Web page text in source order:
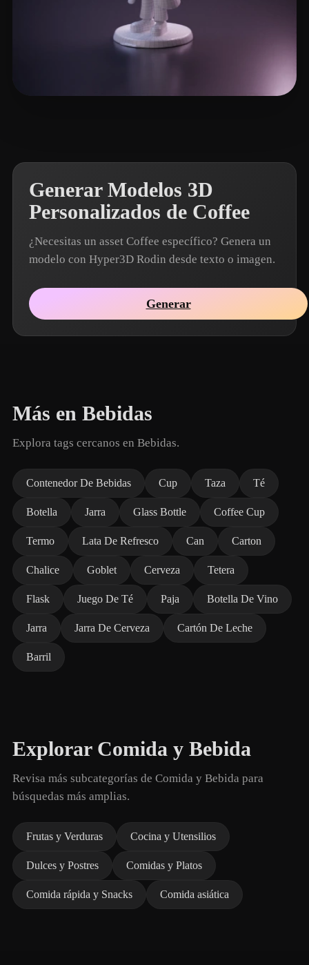
Generar Modelos 3D
Personalizados de Coffee
¿Necesitas un asset Coffee específico? Genera un
modelo con Hyper3D Rodin desde texto o imagen.
Generar
Más en Bebidas
Explora tags cercanos en Bebidas.
Contenedor De Bebidas Cup Taza Té
Botella Jarra Glass Bottle Coffee Cup
Termo Lata De Refresco Can Carton
Chalice Goblet Cerveza Tetera
Flask Juego De Té Paja Botella De Vino
Jarra Jarra De Cerveza Cartón De Leche
Barril
Explorar Comida y Bebida
Revisa más subcategorías de Comida y Bebida para
búsquedas más amplias.
Frutas y Verduras Cocina y Utensilios
Dulces y Postres Comidas y Platos
Comida rápida y Snacks Comida asiática